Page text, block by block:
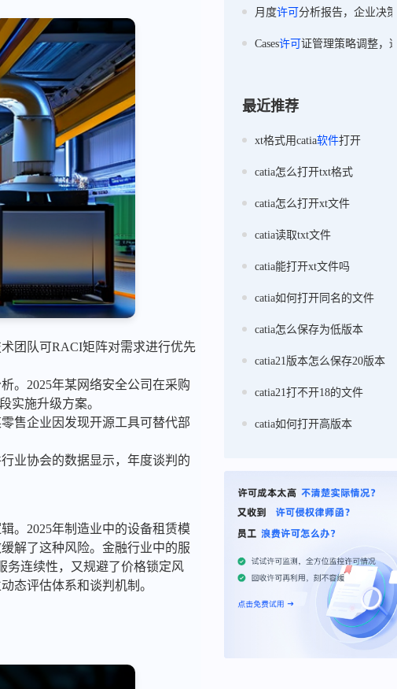
团队可RACI矩阵对需求进行优先
。2025年某网络安全公司在采购
实施升级方案。
售企业因发现开源工具可替代部
业协会的数据显示，年度谈判的
。2025年制造业中的设备租赁模
解了这种风险。金融行业中的服
务连续性，又规避了价格锁定风
态评估体系和谈判机制。
月度许可 分析报告，企业决
Cases许可 证管理策略调整，
最近推荐
xt格式用catia软件打开
catia怎么打开txt格式
catia怎么打开xt文件
catia读取txt文件
catia能打开xt文件吗
catia如何打开同名的文件
catia怎么保存为低版本
catia21版本怎么保存20版本
catia21打不开18的文件
catia如何打开高版本